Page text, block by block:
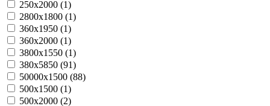
250х2000 (1)
2800х1800 (1)
360х1950 (1)
360х2000 (1)
3800х1550 (1)
380х5850 (91)
50000х1500 (88)
500х1500 (1)
500х2000 (2)